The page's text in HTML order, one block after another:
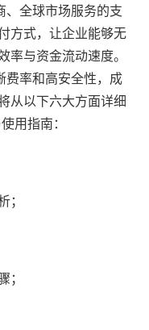
、全球市场服务的支
方式，让企业能够无
率与资金流动速度。
费率和高安全性，成
从以下六大方面详细
用指南：
；
；